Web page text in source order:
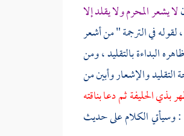
لا يشعر المحرم ولا يقلد إلا
، لقوله في الترجمة " من أشعر
البداءة بالتقليد ، ومن
والإشعار وأبين من
بذي الحليفةثم دعا بناقته
: وسيأتي الكلام على حديث